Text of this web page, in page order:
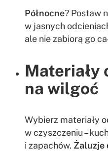
Północne? Postaw
w jasnych
ale nie zabiorą go
Materiały
na wilgoć
Wybierz materiały
w czyszczeniu –
i zapachów. Żaluzje